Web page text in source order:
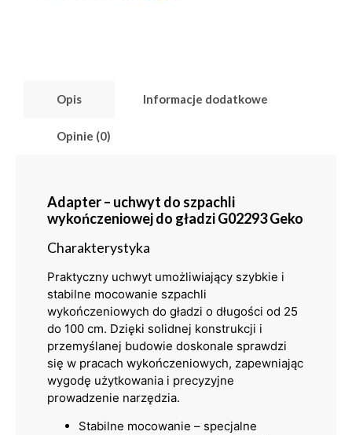
Opis Informacje dodatkowe
Opinie (0)
Adapter – uchwyt do szpachli
wykończeniowej do gładzi G02293 Geko
Charakterystyka
Praktyczny uchwyt umożliwiający szybkie i
stabilne mocowanie szpachli
wykończeniowych do gładzi o długości od 25
do 100 cm. Dzięki solidnej konstrukcji i
przemyślanej budowie doskonale sprawdzi
się w pracach wykończeniowych, zapewniając
wygodę użytkowania i precyzyjne
prowadzenie narzędzia.
Stabilne mocowanie – specjalne